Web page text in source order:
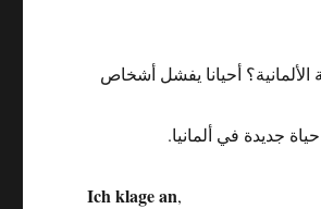
أحیانا یفشل أشخاص
جدیدة في ألمانیا
Ich klage an,